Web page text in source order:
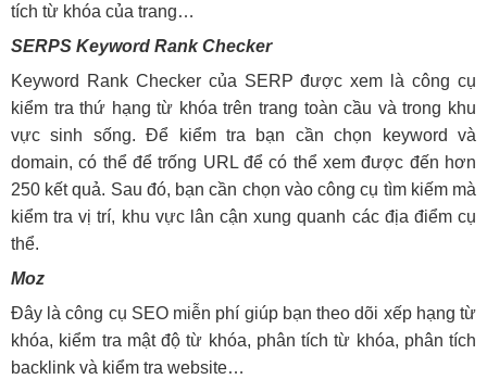
tích từ khóa của trang…
SERPS Keyword Rank Checker
Keyword Rank Checker của SERP được xem là công cụ
kiểm tra thứ hạng từ khóa trên trang toàn cầu và trong khu
vực sinh sống. Để kiểm tra bạn cần chọn keyword và
domain, có thể để trống URL để có thể xem được đến hơn
250 kết quả. Sau đó, bạn cần chọn vào công cụ tìm kiếm mà
kiểm tra vị trí, khu vực lân cận xung quanh các địa điểm cụ
thể.
Moz
Đây là công cụ SEO miễn phí giúp bạn theo dõi xếp hạng từ
khóa, kiểm tra mật độ từ khóa, phân tích từ khóa, phân tích
backlink và kiểm tra website…